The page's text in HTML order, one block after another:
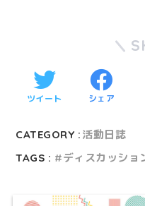
ツイート シェア
CATEGORY : 活動日誌
TAGS :
ディスカッショ